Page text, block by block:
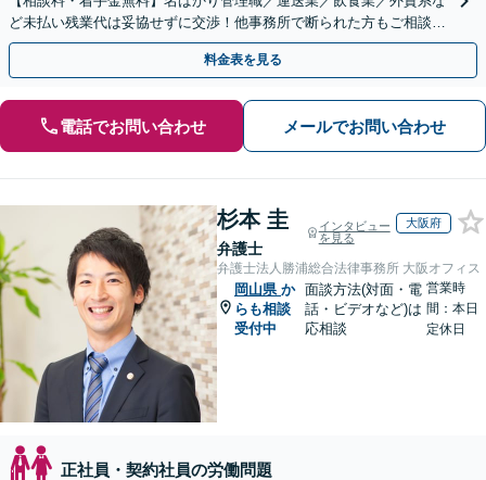
ど未払い残業代は妥協せずに交渉！他事務所で断られた方もご相談く
ださい。【解決事例が豊富】土曜日も電話受付しています
料金表を見る
電話でお問い合わせ メールでお問い合わせ
杉本 圭
弁護士
インタビュー
を見る
大阪府
弁護士法人勝浦総合法律事務所 大阪オフィス
岡山県 か
らも相談
受付中
面談方法(対面・電
話・ビデオなど)は
応相談
営業時
間：本日
定休日
正社員・契約社員の労働問題